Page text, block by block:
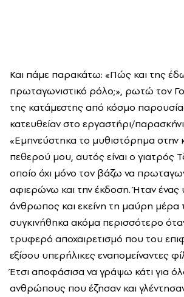
Και πάμε παρακάτω: «Πώς και της
πρωταγωνιστικό ρόλο;», ρωτώ τον
της κατάμεστης από κόσμο
κατευθείαν στο εργαστήρι/
«Εμπνεύστηκα το μυθιστόρημα στην
πεθερού μου, αυτός είναι ο γιατρός
οποίο όχι μόνο τον βάζω να
αφιερώνω και την έκδοση. Ήταν ένας
άνθρωπος και εκείνη τη μαύρη μέρα
συγκινήθηκα ακόμα περισσότερο
τρυφερό αποχαιρετισμό που του
εξίσου υπερήλικες εναπομείναντες
Έτσι αποφάσισα να γράψω κάτι για
ανθρώπους που έζησαν και